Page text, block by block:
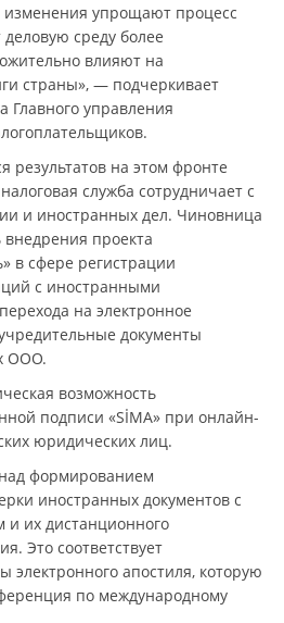
упрощают процесс
среду более
влияют на
страны», — подчеркивает
Главного управления
результатов на этом фронте
служба сотрудничает с
и иностранных дел. Чиновница
проекта
в сфере регистрации
с иностранными
на электронное
документы
ООО.
возможность
подписи «SİMA» при онлайн-
юридических лиц.
формированием
иностранных документов с
и их дистанционного
Это соответствует
апостиля, которую
по международному